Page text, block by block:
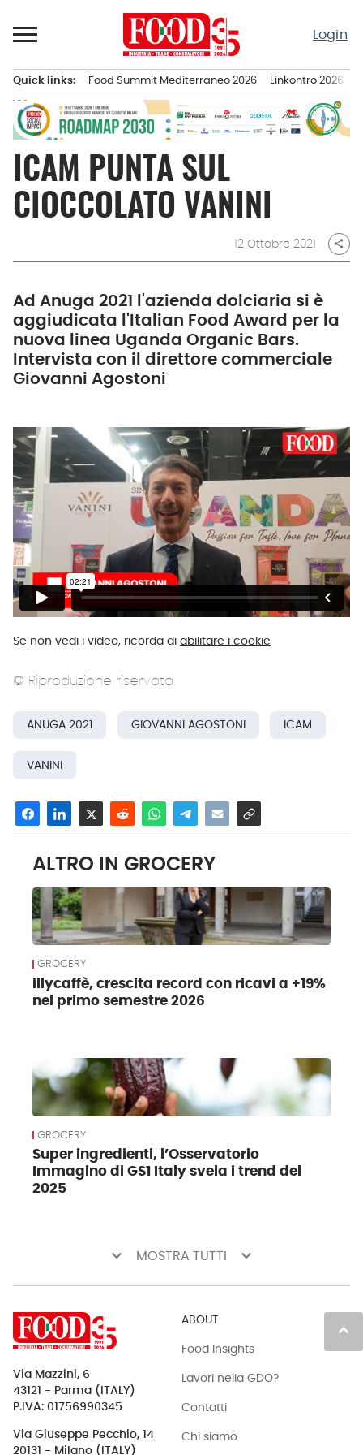
al
Login
principale
Quick links: Food Summit Mediterraneo 2026 Linkontro 2026
ICAM PUNTA SUL
CIOCCOLATO VANINI
12 Ottobre 2021 share
Ad Anuga 2021 l'azienda dolciaria si è
aggiudicata l'Italian Food Award per la
nuova linea Uganda Organic Bars.
Intervista con il direttore commerciale
Giovanni Agostoni
Se non vedi i video, ricorda di abilitare i cookie
© Riproduzione riservata
ANUGA 2021 GIOVANNI AGOSTONI ICAM
VANINI
ALTRO IN GROCERY
GROCERY
illycaffè, crescita record con ricavi a +19%
nel primo semestre 2026
GROCERY
Super ingredienti, l’Osservatorio
Immagino di GS1 Italy svela i trend del
2025
keyboard_arrow_down MOSTRA TUTTI keyboard_arrow_down
keyboard_arrow_up
Via Mazzini, 6
43121 - Parma (ITALY)
P.IVA: 01756990345
Via Giuseppe Pecchio, 14
20131 - Milano (ITALY)
ABOUT
Food Insights
Lavori nella GDO?
Contatti
Chi siamo